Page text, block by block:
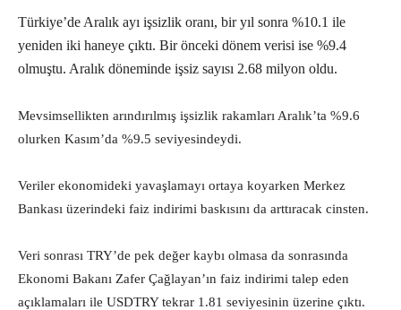
Türkiye’de Aralık ayı işsizlik oranı, bir yıl sonra %10.1 ile
yeniden iki haneye çıktı. Bir önceki dönem verisi ise %9.4
olmuştu. Aralık döneminde işsiz sayısı 2.68 milyon oldu.
Mevsimsellikten arındırılmış işsizlik rakamları Aralık’ta %9.6
olurken Kasım’da %9.5 seviyesindeydi.
Veriler ekonomideki yavaşlamayı ortaya koyarken Merkez
Bankası üzerindeki faiz indirimi baskısını da arttıracak cinsten.
Veri sonrası TRY’de pek değer kaybı olmasa da sonrasında
Ekonomi Bakanı Zafer Çağlayan’ın faiz indirimi talep eden
açıklamaları ile USDTRY tekrar 1.81 seviyesinin üzerine çıktı.